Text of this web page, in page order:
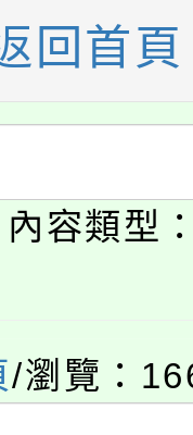
輔導中心
導、社會
加。
影音徵
年度學生
參觀特色
計畫」
部表揚
獻獎」
年度第
選結果(
險知識
住民語歌
年度第
選結果(
年度第
回首頁
容類型
/瀏覽：